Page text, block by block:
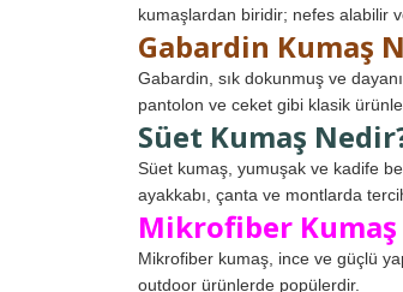
kumaşlardan biridir; nefes alabilir
Gabardin Kumaş
Gabardin, sık dokunmuş ve
pantolon ve ceket gibi klasik
Süet Kumaş
Süet kumaş, yumuşak ve kadife
ayakkabı, çanta ve montlarda
Mikrofiber
Mikrofiber kumaş, ince ve güçlü
outdoor ürünlerde popülerdir.